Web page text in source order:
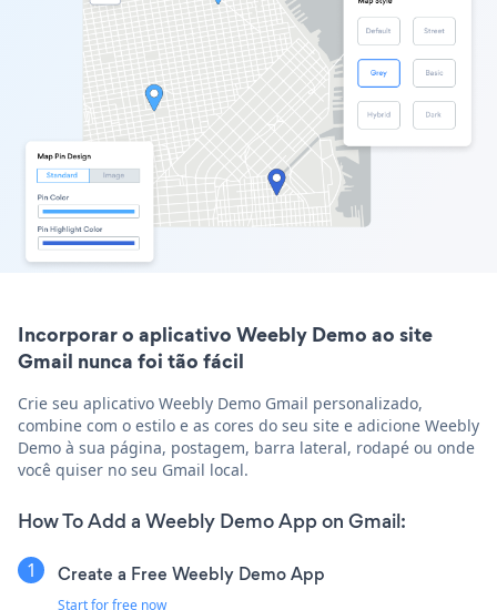
Incorporar o aplicativo Weebly Demo ao site
Gmail nunca foi tão fácil
Crie seu aplicativo Weebly Demo Gmail personalizado,
combine com o estilo e as cores do seu site e adicione Weebly
Demo à sua página, postagem, barra lateral, rodapé ou onde
você quiser no seu Gmail local.
How To Add a Weebly Demo App on Gmail:
Create a Free Weebly Demo App
Start for free now